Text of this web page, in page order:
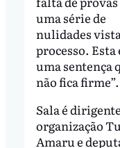
uma série de
nulidades
processo. Esta
uma sentença
não fica firme”.
Sala é
organização
Amaru e